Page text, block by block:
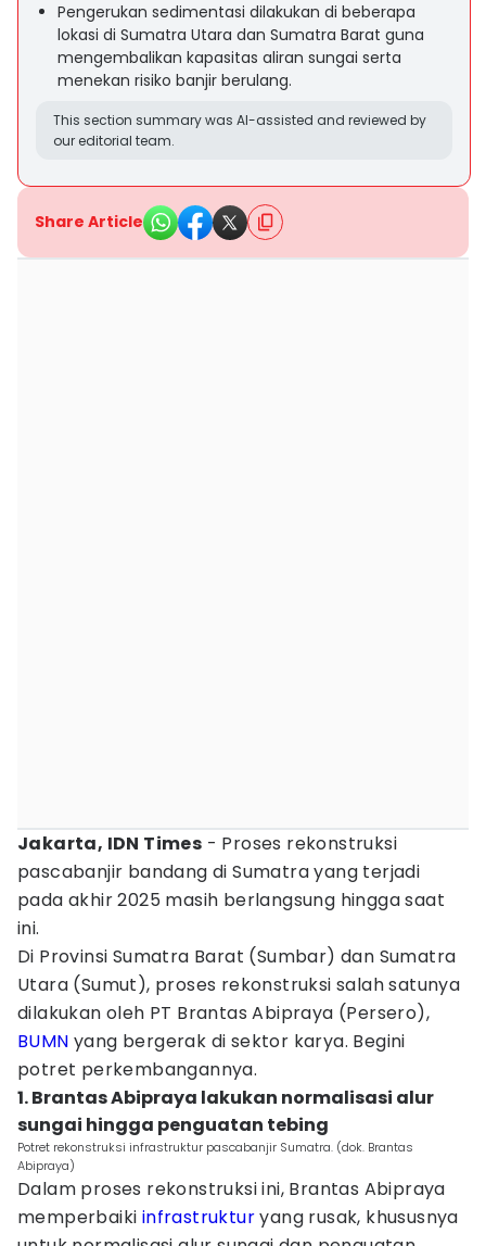
Pengerukan sedimentasi dilakukan di beberapa
lokasi di Sumatra Utara dan Sumatra Barat guna
mengembalikan kapasitas aliran sungai serta
menekan risiko banjir berulang.
This section summary was AI-assisted and reviewed by
our editorial team.
Share Article
Jakarta, IDN Times - Proses rekonstruksi
pascabanjir bandang di Sumatra yang terjadi
pada akhir 2025 masih berlangsung hingga saat
ini.
Di Provinsi Sumatra Barat (Sumbar) dan Sumatra
Utara (Sumut), proses rekonstruksi salah satunya
dilakukan oleh PT Brantas Abipraya (Persero),
BUMN yang bergerak di sektor karya. Begini
potret perkembangannya.
1. Brantas Abipraya lakukan normalisasi alur
sungai hingga penguatan tebing
Potret rekonstruksi infrastruktur pascabanjir Sumatra. (dok. Brantas
Abipraya)
Dalam proses rekonstruksi ini, Brantas Abipraya
memperbaiki infrastrukturyang rusak, khususnya